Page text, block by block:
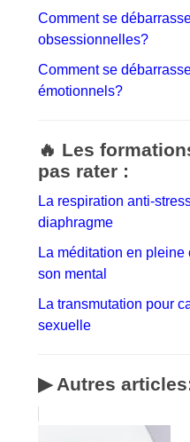
Comment se
obsessionnelles?
Comment se
émotionnels?
🔥 Les
pas rater :
La respiration anti-
diaphragme
La méditation en
son mental
La transmutation pour
sexuelle
▶ Autres